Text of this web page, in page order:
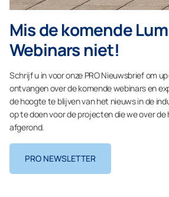
Mis de komende
Webinars niet!
Schrijf u in voor onze PRO Nieuwsbrief om
ontvangen over de komende webinars en
de hoogte te blijven van het nieuws in de
op te doen voor de projecten die we over de
afgerond.
PRO NEWSLETTER